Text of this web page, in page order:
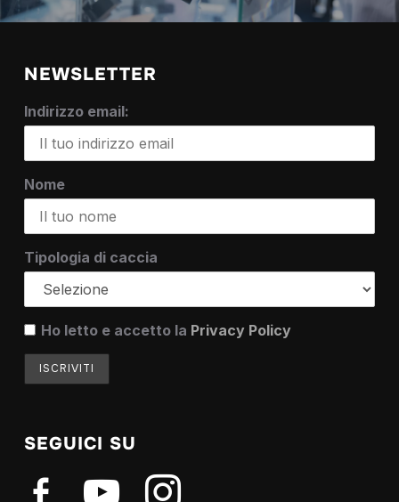
NEWSLETTER
Indirizzo email:
Nome
Tipologia di caccia
Ho letto e accetto la Privacy Policy
SEGUICI SU
facebook- youtube instagram